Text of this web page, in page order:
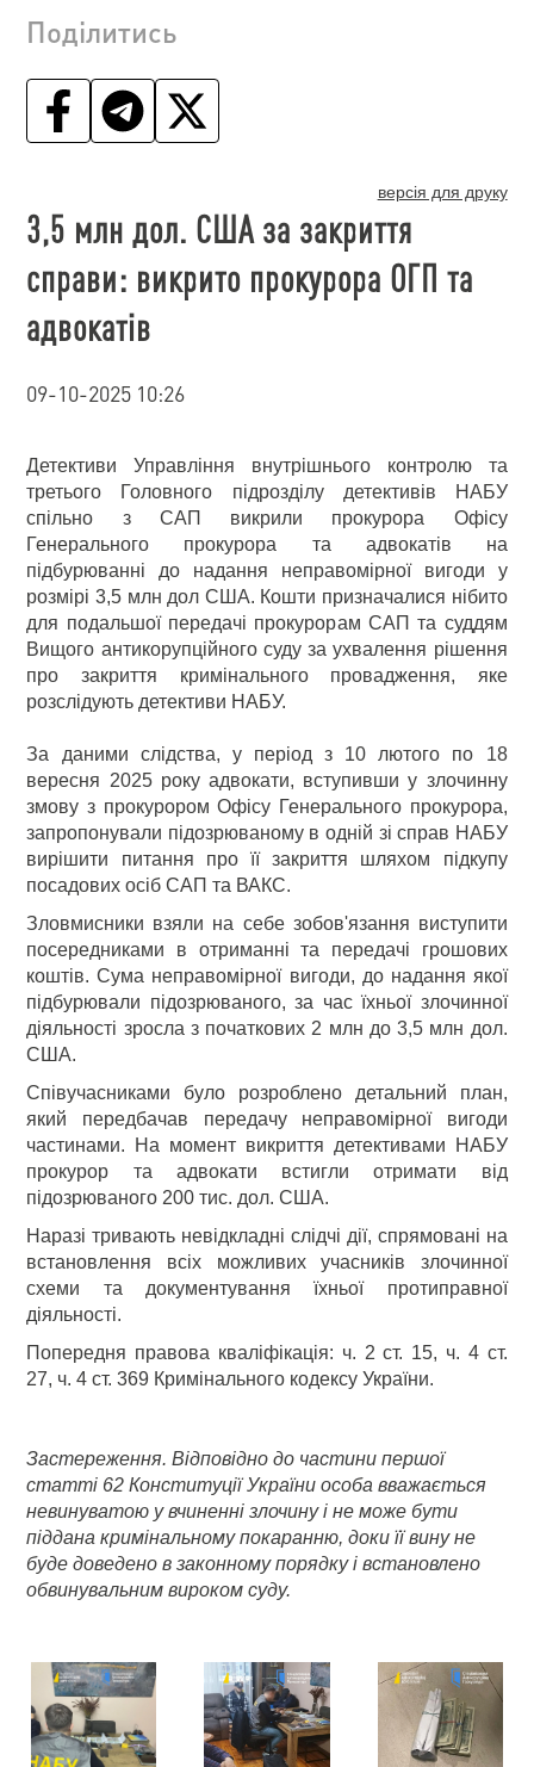
Поділитись
версія для друку
3,5 млн дол. США за закриття
справи: викрито прокурора ОГП та
адвокатів
09-10-2025 10:26
Детективи Управління внутрішнього контролю та
третього Головного підрозділу детективів НАБУ
спільно з САП викрили прокурора Офісу
Генерального прокурора та адвокатів на
підбурюванні до надання неправомірної вигоди у
розмірі 3,5 млн дол США. Кошти призначалися нібито
для подальшої передачі прокурорам САП та суддям
Вищого антикорупційного суду за ухвалення рішення
про закриття кримінального провадження, яке
розслідують детективи НАБУ.
За даними слідства, у період з 10 лютого по 18
вересня 2025 року адвокати, вступивши у злочинну
змову з прокурором Офісу Генерального прокурора,
запропонували підозрюваному в одній зі справ НАБУ
вирішити питання про її закриття шляхом підкупу
посадових осіб САП та ВАКС.
Зловмисники взяли на себе зобов'язання виступити
посередниками в отриманні та передачі грошових
коштів. Сума неправомірної вигоди, до надання якої
підбурювали підозрюваного, за час їхньої злочинної
діяльності зросла з початкових 2 млн до 3,5 млн дол.
США.
Співучасниками було розроблено детальний план,
який передбачав передачу неправомірної вигоди
частинами. На момент викриття детективами НАБУ
прокурор та адвокати встигли отримати від
підозрюваного 200 тис. дол. США.
Наразі тривають невідкладні слідчі дії, спрямовані на
встановлення всіх можливих учасників злочинної
схеми та документування їхньої протиправної
діяльності.
Попередня правова кваліфікація: ч. 2 ст. 15, ч. 4 ст.
27, ч. 4 ст. 369 Кримінального кодексу України.
Застереження. Відповідно до частини першої
статті 62 Конституції України особа вважається
невинуватою у вчиненні злочину і не може бути
піддана кримінальному покаранню, доки її вину не
буде доведено в законному порядку і встановлено
обвинувальним вироком суду.